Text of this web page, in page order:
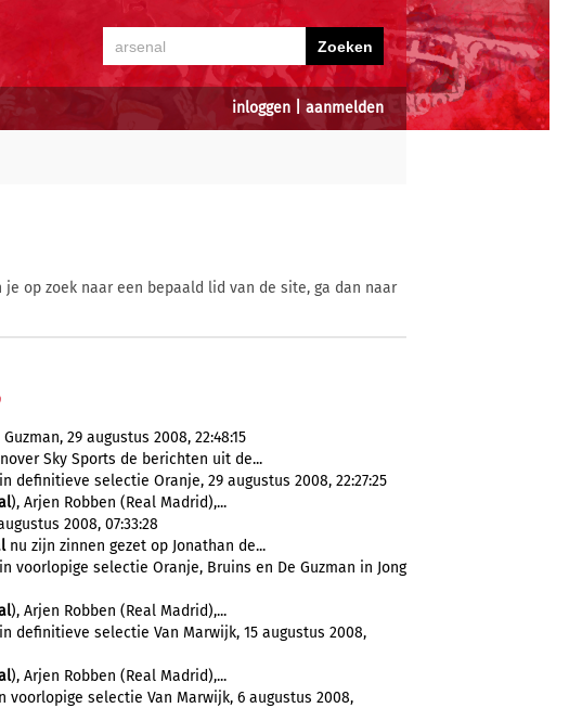
inloggen aanmelden
op zoek naar een bepaald lid van de site, ga dan naar
29 augustus 2008, 22:48:15
Sky Sports de berichten uit de...
definitieve selectie Oranje, 29 augustus 2008, 22:27:25
), Arjen Robben (Real Madrid),...
2008, 07:33:28
nu zijn zinnen gezet op Jonathan de...
voorlopige selectie Oranje, Bruins en De Guzman in Jong
), Arjen Robben (Real Madrid),...
definitieve selectie Van Marwijk, 15 augustus 2008,
), Arjen Robben (Real Madrid),...
voorlopige selectie Van Marwijk, 6 augustus 2008,